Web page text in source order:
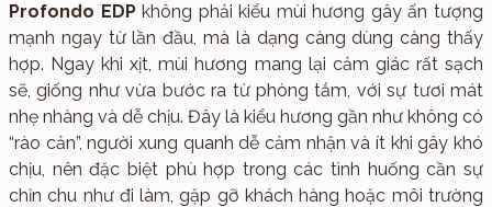
Profondo EDPkhông phải kiểu mùi hương gây ấn tượng
mạnh ngay từ lần đầu, mà là dạng càng dùng càng thấy
hợp. Ngay khi xịt, mùi hương mang lại cảm giác rất sạch
sẽ, giống như vừa bước ra từ phòng tắm, với sự tươi mát
nhẹ nhàng và dễ chịu. Đây là kiểu hương gần như không có
“rào cản”, người xung quanh dễ cảm nhận và ít khi gây khó
chịu, nên đặc biệt phù hợp trong các tình huống cần sự
chỉn chu như đi làm, gặp gỡ khách hàng hoặc môi trường